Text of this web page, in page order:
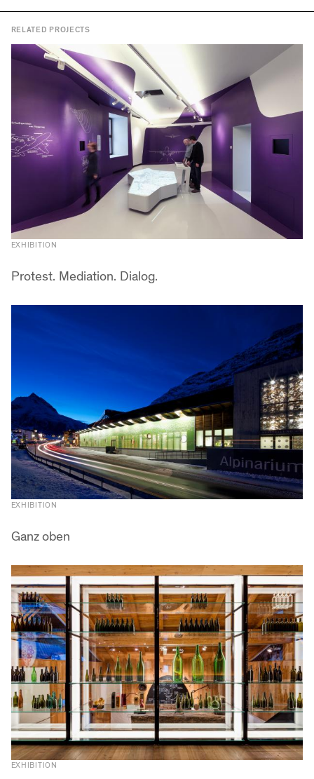
RELATED PROJECTS
EXHIBITION
Protest. Mediation. Dialog.
EXHIBITION
Ganz oben
EXHIBITION